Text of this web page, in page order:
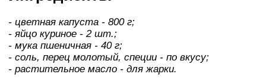
- цветная капуста - 800 г;
- яйцо куриное - 2 шт.;
- мука пшеничная - 40 г;
- соль, перец молотый, специи - по вкусу;
- растительное масло - для жарки.